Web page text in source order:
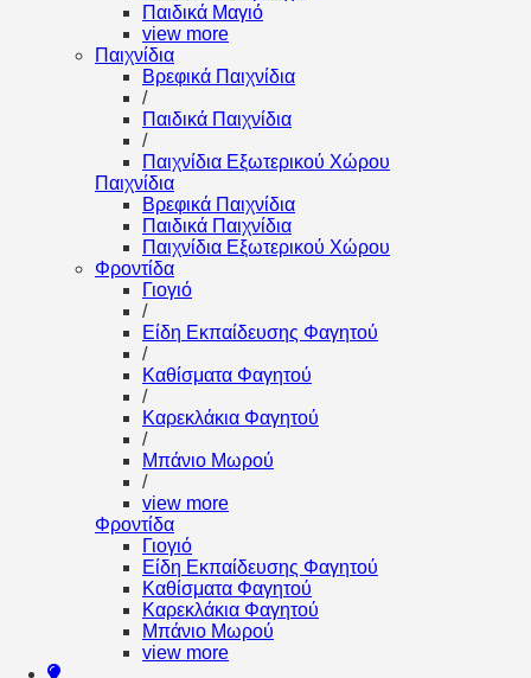
Παιδικά Μαγιό
view more
Παιχνίδια
Βρεφικά Παιχνίδια
/
Παιδικά Παιχνίδια
/
Παιχνίδια Εξωτερικού Χώρου
Παιχνίδια
Βρεφικά Παιχνίδια
Παιδικά Παιχνίδια
Παιχνίδια Εξωτερικού Χώρου
Φροντίδα
Γιογιό
/
Είδη Εκπαίδευσης Φαγητού
/
Καθίσματα Φαγητού
/
Καρεκλάκια Φαγητού
/
Μπάνιο Μωρού
/
view more
Φροντίδα
Γιογιό
Είδη Εκπαίδευσης Φαγητού
Καθίσματα Φαγητού
Καρεκλάκια Φαγητού
Μπάνιο Μωρού
view more